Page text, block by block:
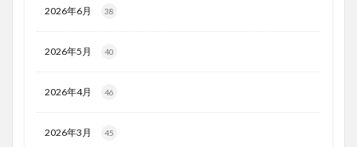
2026年6月 38
2026年5月 40
2026年4月 46
2026年3月 45